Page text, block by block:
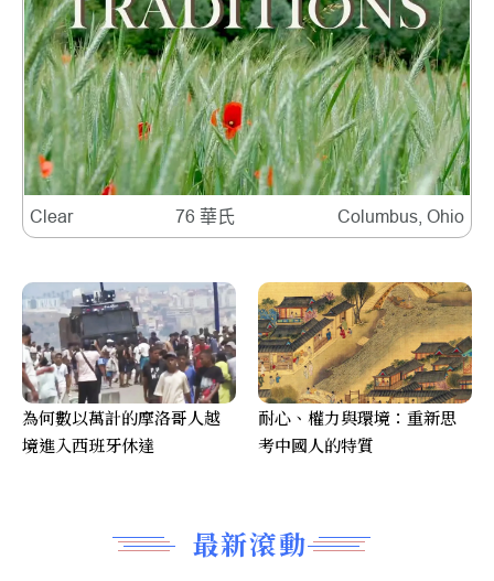
Clear 76 華氏 Columbus, Ohio
最新滾動
為何數以萬計的摩洛哥人越
境進入西班牙休達
耐心、權力與環境：重新思
考中國人的特質